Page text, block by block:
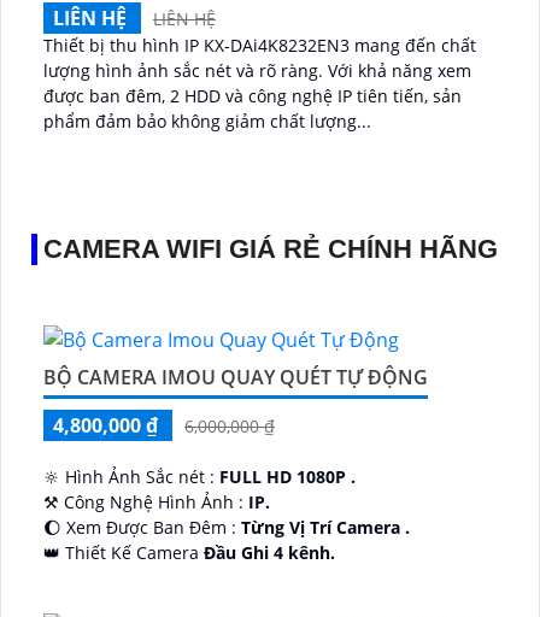
LIÊN HỆ
LIÊN HỆ
Thiết bị thu hình IP KX-DAi4K8232EN3 mang đến chất
lượng hình ảnh sắc nét và rõ ràng. Với khả năng xem
được ban đêm, 2 HDD và công nghệ IP tiên tiến, sản
phẩm đảm bảo không giảm chất lượng...
CAMERA WIFI GIÁ RẺ CHÍNH HÃNG
BỘ CAMERA IMOU QUAY QUÉT TỰ ĐỘNG
4,800,000 ₫
6,000,000 ₫
🔆 Hình Ảnh Sắc nét : FULL HD 1080P .
⚒ Công Nghệ Hình Ảnh : IP.
🌔 Xem Được Ban Đêm : Từng Vị Trí Camera .
👑 Thiết Kế Camera Đầu Ghi 4 kênh.